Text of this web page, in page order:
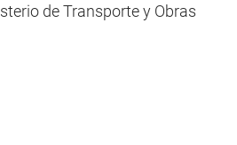
de Transporte y Obras